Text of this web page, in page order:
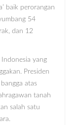
baik perorangan
54
dan 12
yang
Presiden
atas
tanah
salah satu